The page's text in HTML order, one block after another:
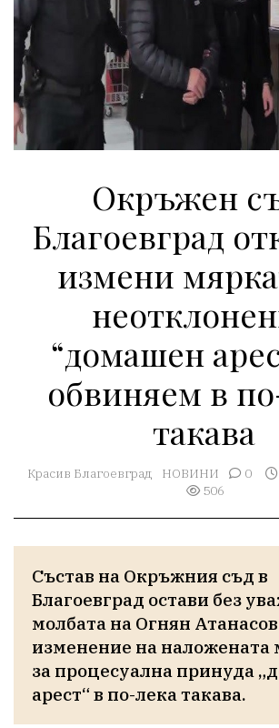
Окръжен
Благоевград
измени
“домашен
обвиняем в
такава
Красив Благоевград НОВИНИ 0
506
Състав на Окръжния съд в
Благоевград остави без
молбата на Огнян
изменение на наложената
за процесуална принуда
арест“ в по-лека такава.